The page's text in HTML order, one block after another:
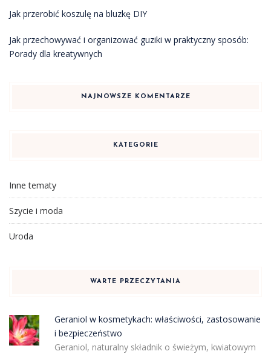
Jak przerobić koszulę na bluzkę DIY
Jak przechowywać i organizować guziki w praktyczny sposób:
Porady dla kreatywnych
NAJNOWSZE KOMENTARZE
KATEGORIE
Inne tematy
Szycie i moda
Uroda
WARTE PRZECZYTANIA
Geraniol w kosmetykach: właściwości, zastosowanie
i bezpieczeństwo
Geraniol, naturalny składnik o świeżym, kwiatowym